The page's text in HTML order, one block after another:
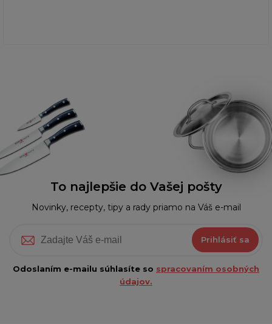
To najlepšie do Vašej pošty
Novinky, recepty, tipy a rady priamo na Váš e-mail
Prihlásiť sa
Odoslaním e-mailu súhlasíte so spracovaním osobných
údajov.